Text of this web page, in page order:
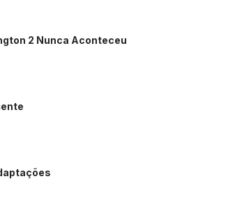
2 Nunca Aconteceu